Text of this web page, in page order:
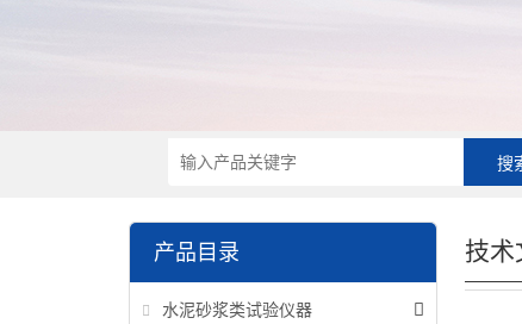
产品目录
水泥砂浆类试验仪器
技术